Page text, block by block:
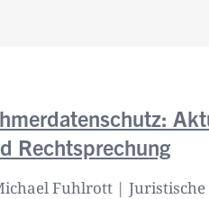
Rechtsprechung
Fuhlrott | Juristische